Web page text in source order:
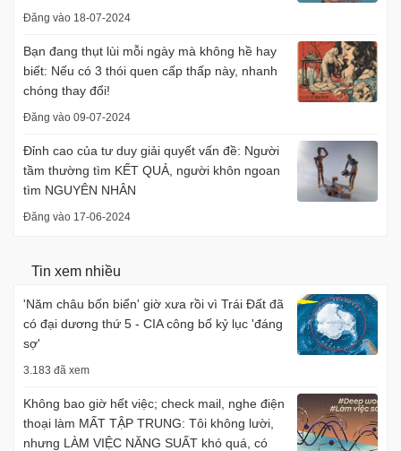
Đăng vào 18-07-2024
Bạn đang thụt lùi mỗi ngày mà không hề hay
biết: Nếu có 3 thói quen cấp thấp này, nhanh
chóng thay đổi!
Đăng vào 09-07-2024
Đỉnh cao của tư duy giải quyết vấn đề: Người
tầm thường tìm KẾT QUẢ, người khôn ngoan
tìm NGUYÊN NHÂN
Đăng vào 17-06-2024
Tin xem nhiều
'Năm châu bốn biển' giờ xưa rồi vì Trái Đất đã
có đại dương thứ 5 - CIA công bố kỷ lục 'đáng
sợ'
3.183 đã xem
Không bao giờ hết việc; check mail, nghe điện
thoại làm MẤT TẬP TRUNG: Tôi không lười,
nhưng LÀM VIỆC NĂNG SUẤT khó quá, có